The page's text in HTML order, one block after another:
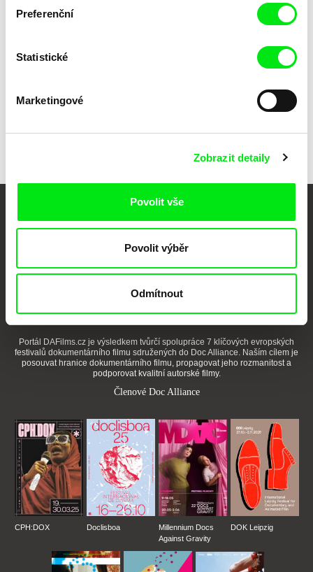
Preferenční
Statistické
Marketingové
Zobrazit detaily
Povolit vše
Povolit výběr
Odmítnout
Vaše online
dokumentární kino
každý týden
Portál DAFilms.cz je výsledkem tvůrčí spolupráce 7 klíčových evropských
festivalů dokumentárního filmu sdružených do Doc Alliance. Naším cílem je
posouvat hranice dokumentárního filmu, propagovat jeho rozmanitost a
podporovat kvalitní autorské filmy.
Členové Doc Alliance
CPH:DOX Doclisboa
Millennium Docs
Against Gravity
DOK Leipzig